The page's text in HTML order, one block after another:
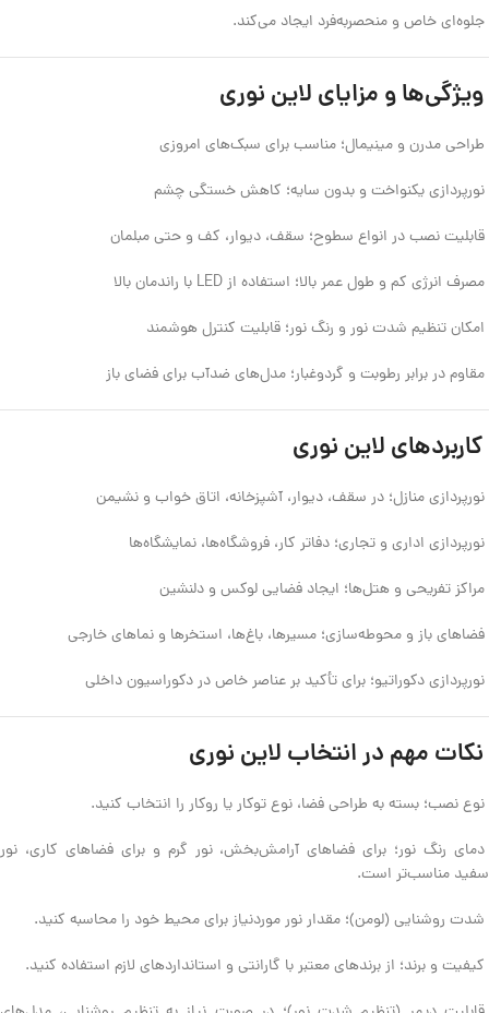
جلوه‌ای خاص و منحصربه‌فرد ایجاد می‌کند.
ویژگی‌ها و مزایای لاین نوری
طراحی مدرن و مینیمال؛ مناسب برای سبک‌های امروزی
نورپردازی یکنواخت و بدون سایه؛ کاهش خستگی چشم
قابلیت نصب در انواع سطوح؛ سقف، دیوار، کف و حتی مبلمان
مصرف انرژی کم و طول عمر بالا؛ استفاده از LED با راندمان بالا
امکان تنظیم شدت نور و رنگ نور؛ قابلیت کنترل هوشمند
مقاوم در برابر رطوبت و گردوغبار؛ مدل‌های ضدآب برای فضای باز
کاربردهای لاین نوری
نورپردازی منازل؛ در سقف، دیوار، آشپزخانه، اتاق خواب و نشیمن
نورپردازی اداری و تجاری؛ دفاتر کار، فروشگاه‌ها، نمایشگاه‌ها
مراکز تفریحی و هتل‌ها؛ ایجاد فضایی لوکس و دلنشین
فضاهای باز و محوطه‌سازی؛ مسیرها، باغ‌ها، استخرها و نماهای خارجی
نورپردازی دکوراتیو؛ برای تأکید بر عناصر خاص در دکوراسیون داخلی
نکات مهم در انتخاب لاین نوری
نوع نصب؛ بسته به طراحی فضا، نوع توکار یا روکار را انتخاب کنید.
دمای رنگ نور؛ برای فضاهای آرامش‌بخش، نور گرم و برای فضاهای کاری، نور
سفید مناسب‌تر است.
شدت روشنایی (لومن)؛ مقدار نور موردنیاز برای محیط خود را محاسبه کنید.
کیفیت و برند؛ از برندهای معتبر با گارانتی و استانداردهای لازم استفاده کنید.